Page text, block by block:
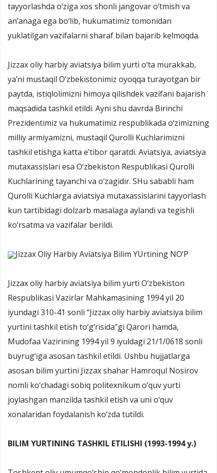
tayyorlashda o‘ziga xos shonli jangovar o‘tmish va
an’anaga ega bo‘lib, hukumatimiz tomonidan
yuklatilgan vazifalarni sharaf bilan bajarib kelmoqda.
Jizzax oliy harbiy aviatsiya bilim yurti o‘ta murakkab,
ya’ni mustaqil O‘zbekistonimiz oyoqqa turayotgan bir
paytda, istiqlolimizni himoya qilishdek vazifani bajarish
maqsadida tashkil etildi. Ayni shu davrda Birinchi
Prezidentimiz va hukumatimiz respublikada o‘zimizning
milliy armiyamizni, mustaqil Qurolli Kuchlarimizni
tashkil etishga katta e’tibor qaratdi. Aviatsiya, aviatsiya
mutaxassislari esa O‘zbekiston Respublikasi Qurolli
Kuchlarining tayanchi va o‘zagidir. SHu sababli ham
Qurolli Kuchlarga aviatsiya mutaxassislarini tayyorlash
kun tartibidagi dolzarb masalaga aylandi va tegishli
ko‘rsatma va vazifalar berildi.
Jizzax Oliy Harbiy Aviatsiya Bilim YUrtining NO‘P
Jizzax oliy harbiy aviatsiya bilim yurti O‘zbekiston
Respublikasi Vazirlar Mahkamasining 1994 yil 20
iyundagi 310-41 sonli “Jizzax oliy harbiy aviatsiya bilim
yurtini tashkil etish to‘g‘risida”gi Qarori hamda,
Mudofaa Vazirining 1994 yil 9 iyuldagi 21/1/0618 sonli
buyrug‘iga asosan tashkil etildi. Ushbu hujjatlarga
asosan bilim yurtini Jizzax shahar Hamroqul Nosirov
nomli ko‘chadagi sobiq politexnikum o‘quv yurti
joylashgan manzilda tashkil etish va uni o‘quv
xonalaridan foydalanish ko‘zda tutildi.
BILIM YURTINING TASHKIL ETILISHI (1993-1994 y.)